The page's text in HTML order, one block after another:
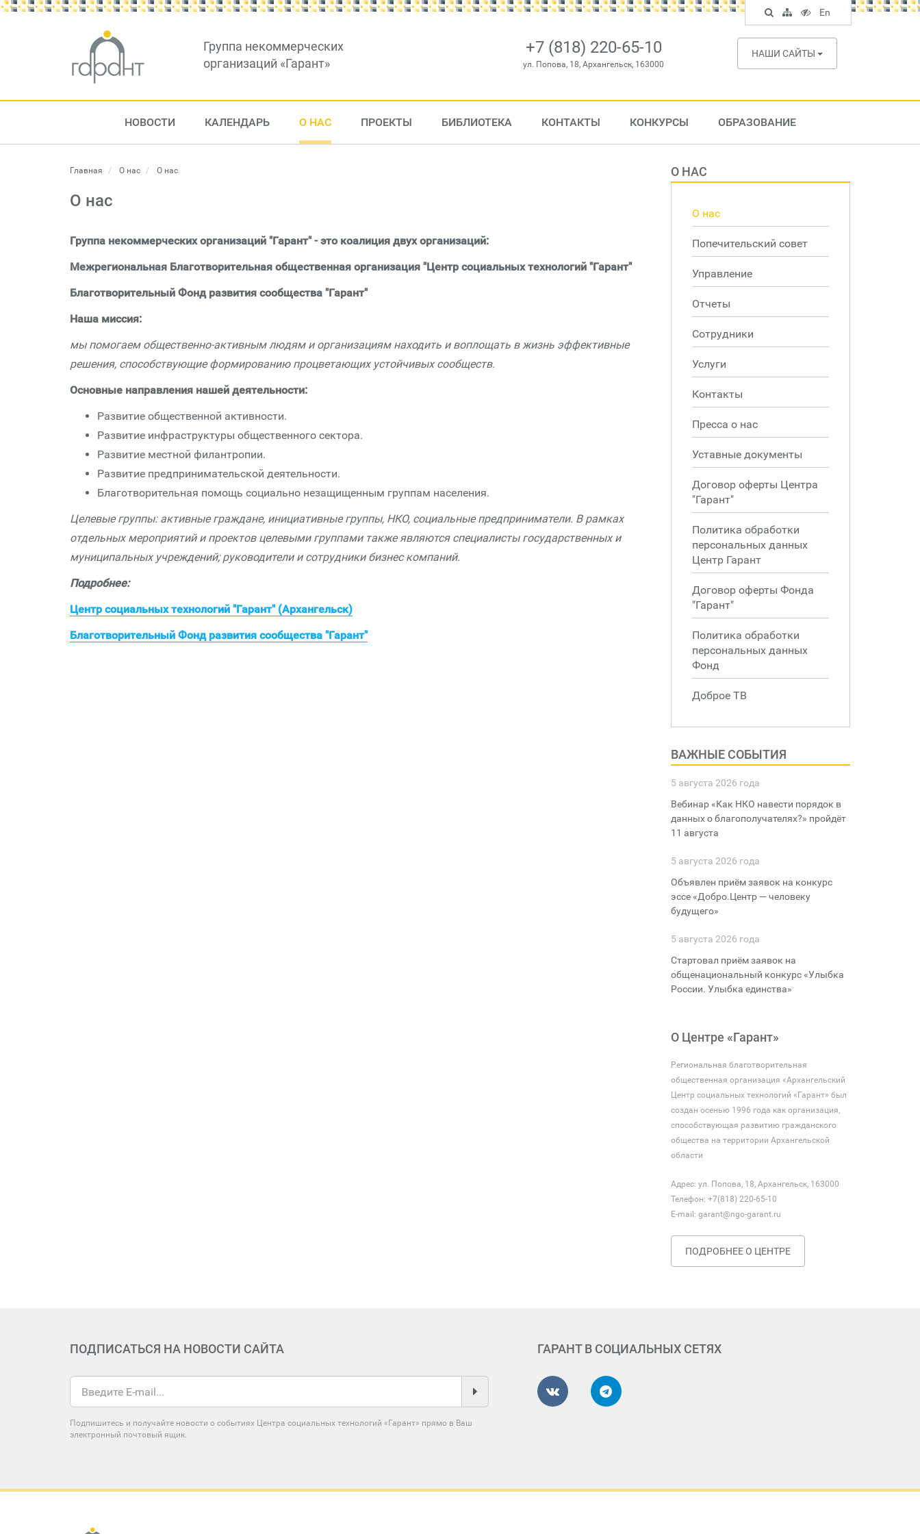
Группа некоммерческих
организаций «Гарант»
+7 (818) 220-65-10
ул. Попова, 18, Архангельск, 163000
НАШИ САЙТЫ
НОВОСТИ КАЛЕНДАРЬ О НАС ПРОЕКТЫ БИБЛИОТЕКА КОНТАКТЫ КОНКУРСЫ ОБРАЗОВАНИЕ
Главная О нас О нас
О нас
Группа некоммерческих организаций "Гарант" - это коалиция двух организаций:
Межрегиональная Благотворительная общественная организация "Центр социальных технологий "Гарант"
Благотворительный Фонд развития сообщества "Гарант"
Наша миссия:
мы помогаем общественно-активным людям и организациям находить и воплощать в жизнь эффективные
решения, способствующие формированию процветающих устойчивых сообществ.
Основные направления нашей деятельности:
Развитие общественной активности.
Развитие инфраструктуры общественного сектора.
Развитие местной филантропии.
Развитие предпринимательской деятельности.
Благотворительная помощь социально незащищенным группам населения.
Целевые группы: активные граждане, инициативные группы, НКО, социальные предприниматели. В рамках
отдельных мероприятий и проектов целевыми группами также являются специалисты государственных и
муниципальных учреждений; руководители и сотрудники бизнес компаний.
Подробнее:
Центр социальных технологий "Гарант" (Архангельск)
Благотворительный Фонд развития сообщества "Гарант"
О НАС
О нас
Попечительский совет
Управление
Отчеты
Сотрудники
Услуги
Контакты
Пресса о нас
Уставные документы
Договор оферты Центра
"Гарант"
Политика обработки
персональных данных
Центр Гарант
Договор оферты Фонда
"Гарант"
Политика обработки
персональных данных
Фонд
Доброе ТВ
ВАЖНЫЕ СОБЫТИЯ
5 августа 2026 года
Вебинар «Как НКО навести порядок в
данных о благополучателях?» пройдёт
11 августа
5 августа 2026 года
Объявлен приём заявок на конкурс
эссе «Добро.Центр — человеку
будущего»
5 августа 2026 года
Стартовал приём заявок на
общенациональный конкурс «Улыбка
России. Улыбка единства»
О Центре «Гарант»
Региональная благотворительная
общественная организация «Архангельский
Центр социальных технологий «Гарант» был
создан осенью 1996 года как организация,
способствующая развитию гражданского
общества на территории Архангельской
области
Адрес: ул. Попова, 18, Архангельск, 163000
Телефон: +7(818) 220-65-10
E-mail: garant@ngo-garant.ru
ПОДРОБНЕЕ О ЦЕНТРЕ
ПОДПИСАТЬСЯ НА НОВОСТИ САЙТА
Подпишитесь и получайте новости о событиях Центра социальных технологий «Гарант» прямо в Ваш
электронный почтовый ящик.
ГАРАНТ В СОЦИАЛЬНЫХ СЕТЯХ
Поиск
по
сайту
Карта
сайта
Версия
для
слабовидящих
En
English